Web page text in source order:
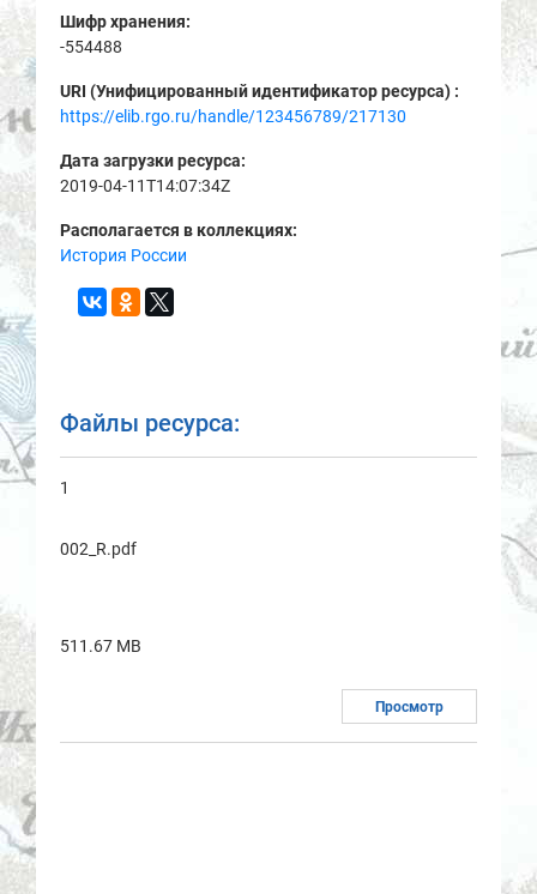
Шифр хранения:
-554488
URI (Унифицированный идентификатор ресурса) :
https://elib.rgo.ru/handle/123456789/217130
Дата загрузки ресурса:
2019-04-11T14:07:34Z
Располагается в коллекциях:
История России
Файлы ресурса:
1
002_R.pdf
511.67 MB
Просмотр